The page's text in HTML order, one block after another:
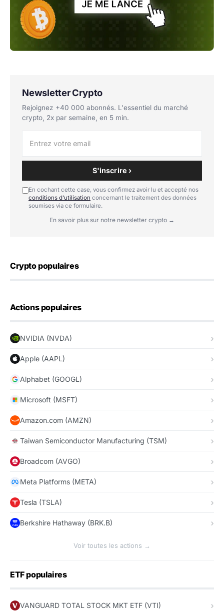
Newsletter Crypto
Rejoignez +40 000 abonnés. L'essentiel du marché
crypto, 2x par semaine, en 5 min.
S'inscrire ›
En cochant cette case, vous confirmez avoir lu et accepté nos
conditions d'utilisation concernant le traitement des données
soumises via ce formulaire.
En savoir plus sur notre newsletter crypto →
Crypto populaires
Actions populaires
NVIDIA (NVDA)
Apple (AAPL)
Alphabet (GOOGL)
Microsoft (MSFT)
Amazon.com (AMZN)
Taiwan Semiconductor Manufacturing (TSM)
Broadcom (AVGO)
Meta Platforms (META)
Tesla (TSLA)
Berkshire Hathaway (BRK.B)
Voir toutes les actions →
ETF populaires
VANGUARD TOTAL STOCK MKT ETF (VTI)